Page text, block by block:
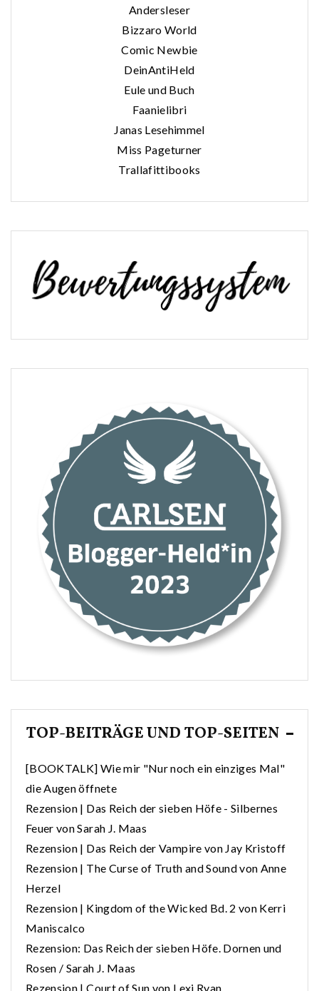
Andersleser
Bizzaro World
Comic Newbie
DeinAntiHeld
Eule und Buch
Faanielibri
Janas Lesehimmel
Miss Pageturner
Trallafittibooks
TOP-BEITRÄGE UND TOP-SEITEN
[BOOKTALK] Wie mir "Nur noch ein einziges Mal"
die Augen öffnete
Rezension | Das Reich der sieben Höfe - Silbernes
Feuer von Sarah J. Maas
Rezension | Das Reich der Vampire von Jay Kristoff
Rezension | The Curse of Truth and Sound von Anne
Herzel
Rezension | Kingdom of the Wicked Bd. 2 von Kerri
Maniscalco
Rezension: Das Reich der sieben Höfe. Dornen und
Rosen / Sarah J. Maas
Rezension | Court of Sun von Lexi Ryan